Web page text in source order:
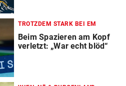
TROTZDEM STARK BEI EM
Beim Spazieren am Kopf
verletzt: „War echt blöd“